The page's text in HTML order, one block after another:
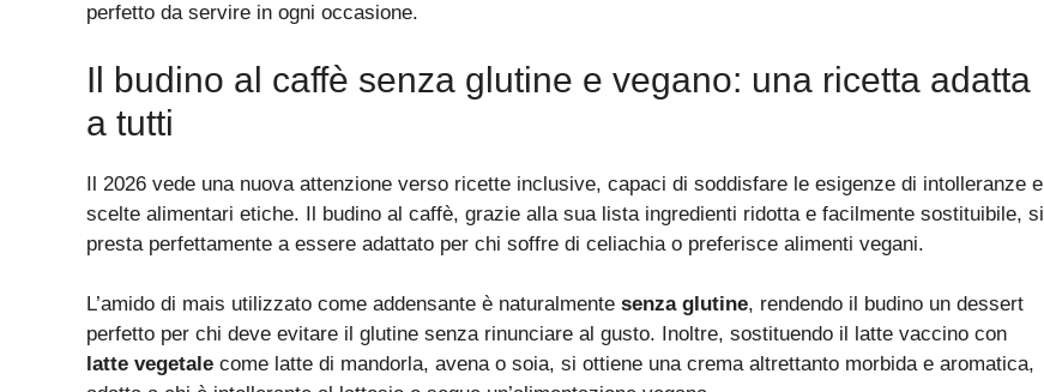
perfetto da servire in ogni occasione.
Il budino al caffè senza glutine e vegano: una ricetta adatta
a tutti
Il 2026 vede una nuova attenzione verso ricette inclusive, capaci di soddisfare le esigenze di intolleranze e
scelte alimentari etiche. Il budino al caffè, grazie alla sua lista ingredienti ridotta e facilmente sostituibile, si
presta perfettamente a essere adattato per chi soffre di celiachia o preferisce alimenti vegani.
L’amido di mais utilizzato come addensante è naturalmente senza glutine, rendendo il budino un dessert
perfetto per chi deve evitare il glutine senza rinunciare al gusto. Inoltre, sostituendo il latte vaccino con
latte vegetale come latte di mandorla, avena o soia, si ottiene una crema altrettanto morbida e aromatica,